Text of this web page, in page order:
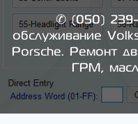
✆ (050)
обслуживание
Porsche. Ремонт
ГРМ,